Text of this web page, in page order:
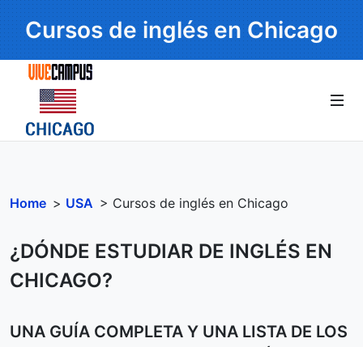
Cursos de inglés en Chicago
Home > USA > Cursos de inglés en Chicago
¿DÓNDE ESTUDIAR DE INGLÉS EN
CHICAGO?
UNA GUÍA COMPLETA Y UNA LISTA DE LOS